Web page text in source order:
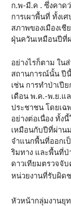
ก.พ-มี.ค . ซึ่งคาด
การเผาพื้นที่ ทั้งเ
สภาพของเมืองเ
ฝุ่นควันเหมือนปีที่
อย่างไรก็ตาม ใน
สถานการณ์นั้น ปีนี้
เช่น การทำป่าเปี
เดือน พ.ค.-พ.ย.แ
ประชาชน โดยเฉ
อย่างต่อเนื่อง ทั้ง
เหมือนกับปีที่ผ่าน
จำแนกพื้นที่ออกเ
ริมทาง และพื้นที่
ดาวเทียมตรวจจั
หน่วยงานที่รับผิด
หัวหน้ากลุ่มงานยุ